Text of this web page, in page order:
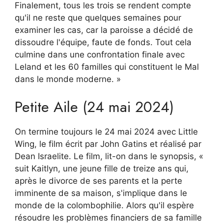
Finalement, tous les trois se rendent compte
qu'il ne reste que quelques semaines pour
examiner les cas, car la paroisse a décidé de
dissoudre l'équipe, faute de fonds. Tout cela
culmine dans une confrontation finale avec
Leland et les 60 familles qui constituent le Mal
dans le monde moderne. »
Petite Aile (24 mai 2024)
On termine toujours le 24 mai 2024 avec Little
Wing, le film écrit par John Gatins et réalisé par
Dean Israelite. Le film, lit-on dans le synopsis, «
suit Kaitlyn, une jeune fille de treize ans qui,
après le divorce de ses parents et la perte
imminente de sa maison, s'implique dans le
monde de la colombophilie. Alors qu'il espère
résoudre les problèmes financiers de sa famille